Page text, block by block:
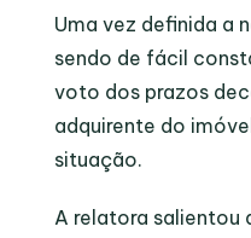
Uma vez definida a
sendo de fácil
voto dos prazos
adquirente do
situação.
A relatora salientou